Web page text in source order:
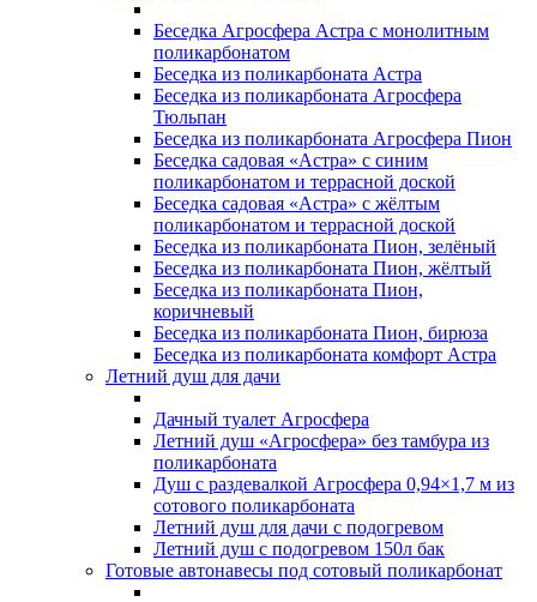
Беседка Агросфера Астра с монолитным
поликарбонатом
Беседка из поликарбоната Астра
Беседка из поликарбоната Агросфера
Тюльпан
Беседка из поликарбоната Агросфера Пион
Беседка садовая «Астра» с синим
поликарбонатом и террасной доской
Беседка садовая «Астра» с жёлтым
поликарбонатом и террасной доской
Беседка из поликарбоната Пион, зелёный
Беседка из поликарбоната Пион, жёлтый
Беседка из поликарбоната Пион,
коричневый
Беседка из поликарбоната Пион, бирюза
Беседка из поликарбоната комфорт Астра
Летний душ для дачи
Дачный туалет Агросфера
Летний душ «Агросфера» без тамбура из
поликарбоната
Душ с раздевалкой Агросфера 0,94×1,7 м из
сотового поликарбоната
Летний душ для дачи с подогревом
Летний душ с подогревом 150л бак
Готовые автонавесы под сотовый поликарбонат